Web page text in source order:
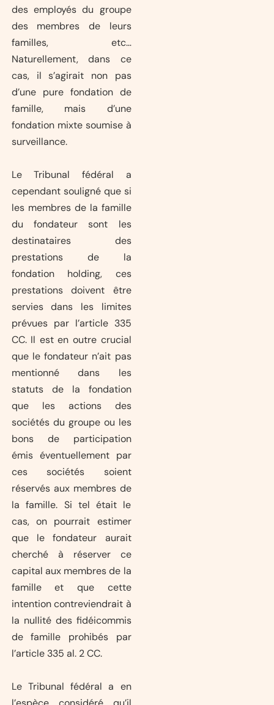
des employés du groupe
des membres de leurs
familles, etc…
Naturellement, dans ce
cas, il s’agirait non pas
d’une pure fondation de
famille, mais d’une
fondation mixte soumise à
surveillance.
Le Tribunal fédéral a
cependant souligné que si
les membres de la famille
du fondateur sont les
destinataires des
prestations de la
fondation holding, ces
prestations doivent être
servies dans les limites
prévues par l’article 335
CC. Il est en outre crucial
que le fondateur n’ait pas
mentionné dans les
statuts de la fondation
que les actions des
sociétés du groupe ou les
bons de participation
émis éventuellement par
ces sociétés soient
réservés aux membres de
la famille. Si tel était le
cas, on pourrait estimer
que le fondateur aurait
cherché à réserver ce
capital aux membres de la
famille et que cette
intention contreviendrait à
la nullité des fidéicommis
de famille prohibés par
l’article 335 al. 2 CC.
Le Tribunal fédéral a en